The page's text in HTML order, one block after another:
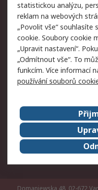
Autorská práva
Prohlášení o ochraně
údajů
Zásady pro soubory
cookie
O naší společnosti
Kariéra
ESG
statistickou analýzu,
reklam na webových
„Povolit vše“ souhlasíte
cookie. Soubory cookie
„Upravit nastavení“.
„Odmítnout vše“. To
funkcím. Více informací
používání souborů